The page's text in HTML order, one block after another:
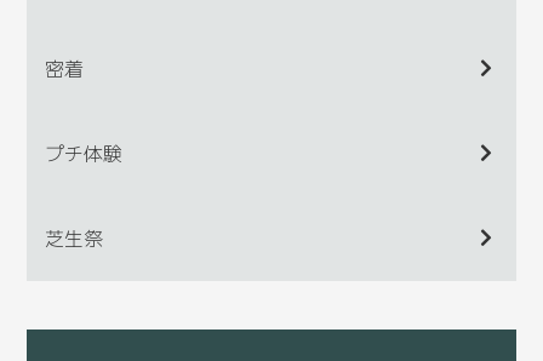
密着
プチ体験
芝生祭